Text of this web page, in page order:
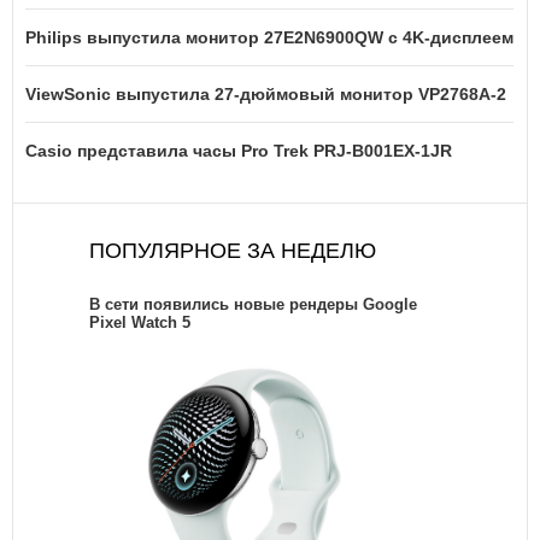
Philips выпустила монитор 27E2N6900QW с 4K-дисплеем
ViewSonic выпустила 27-дюймовый монитор VP2768A-2
Casio представила часы Pro Trek PRJ-B001EX-1JR
ПОПУЛЯРНОЕ ЗА НЕДЕЛЮ
В сети появились новые рендеры Google
Pixel Watch 5